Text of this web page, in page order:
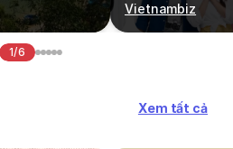
Vietnambiz
1/6
Xem tất cả